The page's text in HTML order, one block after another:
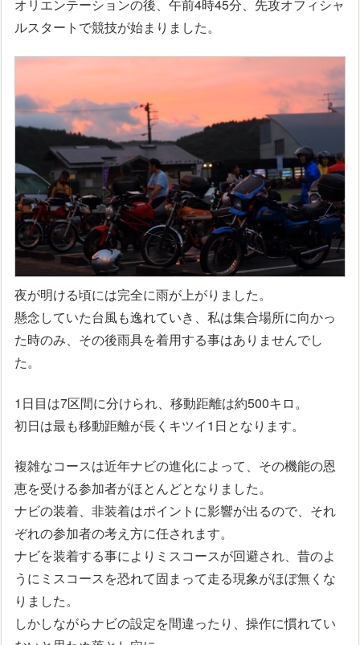
オリエンテーションの後、午前4時45分、先攻オフィシャ
ルスタートで競技が始まりました。
夜が明ける頃には完全に雨が上がりました。
懸念していた台風も逸れていき、私は集合場所に向かっ
た時のみ、その後雨具を着用する事はありませんでし
た。
1日目は7区間に分けられ、移動距離は約500キロ。
初日は最も移動距離が長くキツイ1日となります。
複雑なコースは近年ナビの進化によって、その機能の恩
恵を受ける参加者がほとんどとなりました。
ナビの装着、非装着はポイントに影響が出るので、それ
ぞれの参加者の考え方に任されます。
ナビを装着する事によりミスコースが回避され、昔のよ
うにミスコースを恐れて固まって走る現象がほぼ無くな
りました。
しかしながらナビの設定を間違ったり、操作に慣れてい